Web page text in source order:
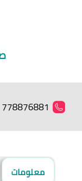
778876881
معلومات